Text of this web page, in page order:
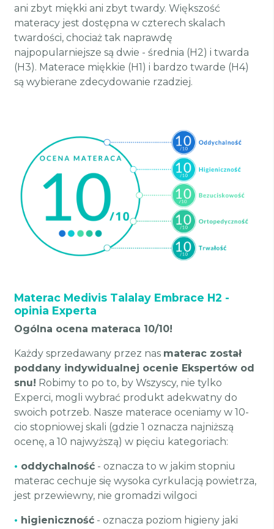
ani zbyt miękki ani zbyt twardy. Większość
materacy jest dostępna w czterech skalach
twardości, chociaż tak naprawdę
najpopularniejsze są dwie - średnia (H2) i twarda
(H3). Materace miękkie (H1) i bardzo twarde (H4)
są wybierane zdecydowanie rzadziej.
Materac Medivis Talalay Embrace H2 -
opinia Experta
Ogólna ocena materaca 10/10!
Każdy sprzedawany przez nas materac został
poddany indywidualnej ocenie Ekspertów od
snu! Robimy to po to, by Wszyscy, nie tylko
Experci, mogli wybrać produkt adekwatny do
swoich potrzeb. Nasze materace oceniamy w 10-
cio stopniowej skali (gdzie 1 oznacza najniższą
ocenę, a 10 najwyższą) w pięciu kategoriach:
• oddychalność - oznacza to w jakim stopniu
materac cechuje się wysoka cyrkulacją powietrza,
jest przewiewny, nie gromadzi wilgoci
• higieniczność - oznacza poziom higieny jaki